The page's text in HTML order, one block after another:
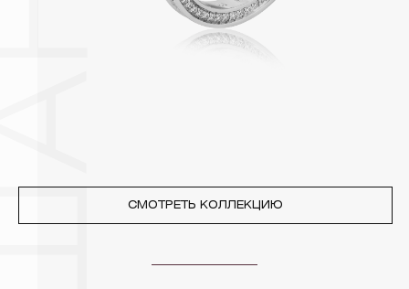
позолоченные изделия. Также высокую влажность плохо
переносят жемчуг, бирюза, малахит и янтарь.
СМОТРЕТЬ КОЛЛЕКЦИЮ